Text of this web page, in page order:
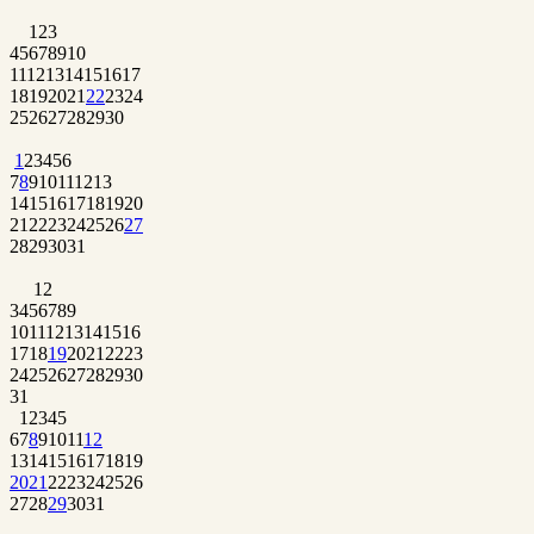
1 23
45678910
11121314151617
18192021 222324
252627282930
1 23456
78910111213
14151617181920
21 222324252627
28293031
1 2
3456789
10111213141516
1718192021 2223
24252627282930
31
1 2345
6789101112
13141516171819
2021 2223242526
2728293031